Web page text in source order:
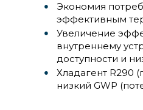
Экономия
эффективным
Увеличение
внутреннему
доступности и
Хладагент R290
низкий GWP